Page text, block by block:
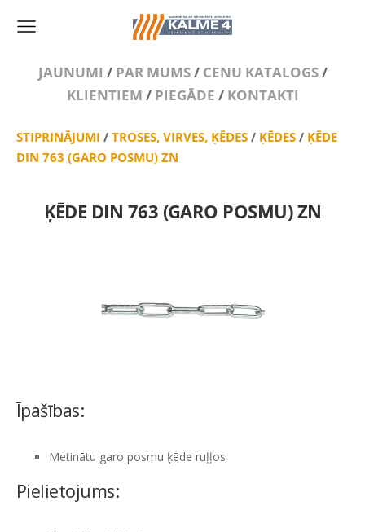
JAUNUMI / PAR MUMS/ CENU KATALOGS/
KLIENTIEM / PIEGĀDE / KONTAKTI
STIPRINĀJUMI / TROSES, VIRVES, ĶĒDES / ĶĒDES / ĶĒDE
DIN 763 (GARO POSMU) ZN
ĶĒDE DIN 763 (GARO POSMU) ZN
Īpašības:
Metinātu garo posmu ķēde ruļļos
Pielietojums: